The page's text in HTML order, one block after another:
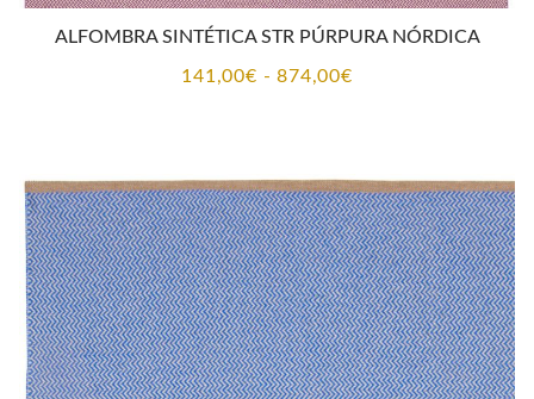
ALFOMBRA SINTÉTICA STR PÚRPURA NÓRDICA
141,00€ - 874,00€Rango
141,00€
hasta
874,00€